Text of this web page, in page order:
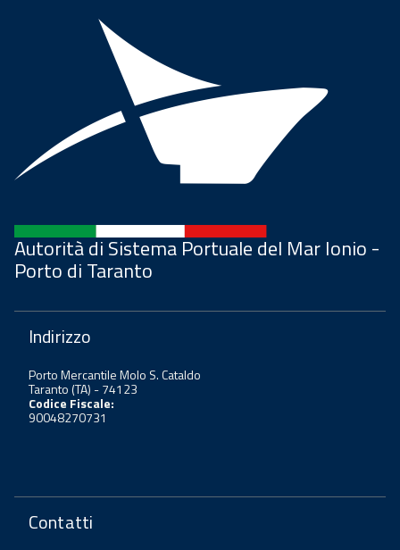
Autorità di Sistema Portuale del Mar Ionio -
Porto di Taranto
Indirizzo
Porto Mercantile Molo S. Cataldo
Taranto (TA) - 74123
Codice Fiscale:
90048270731
Contatti